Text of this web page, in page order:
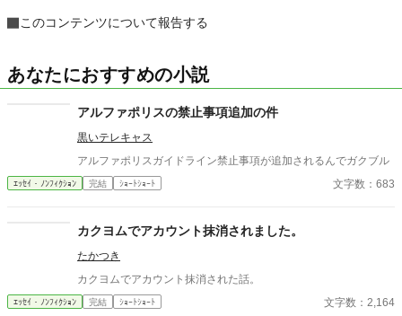
このコンテンツについて報告する
あなたにおすすめの小説
アルファポリスの禁止事項追加の件
黒いテレキャス
アルファポリスガイドライン禁止事項が追加されるんでガクブル
ｴｯｾｲ・ﾉﾝﾌｨｸｼｮﾝ 完結 ｼｮｰﾄｼｮｰﾄ 文字数：683
カクヨムでアカウント抹消されました。
たかつき
カクヨムでアカウント抹消された話。
ｴｯｾｲ・ﾉﾝﾌｨｸｼｮﾝ 完結 ｼｮｰﾄｼｮｰﾄ 文字数：2,164